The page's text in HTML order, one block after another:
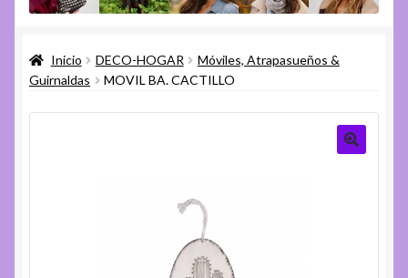
menú
Ayuda
menú
hijo
Inicio DECO-HOGAR
Móviles, Atrapasueños &
Guirnaldas
MOVIL BA. CACTILLO